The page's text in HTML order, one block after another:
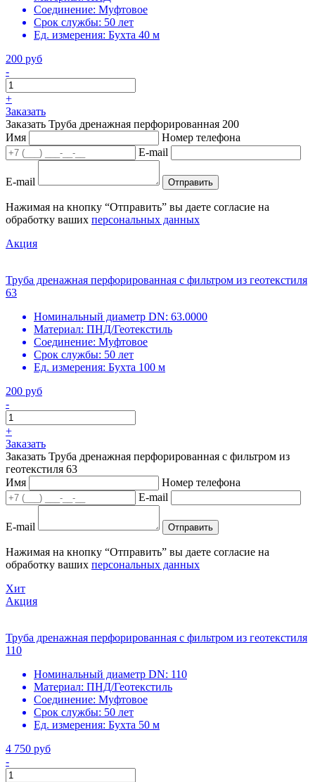
Соединение: Муфтовое
Срок службы: 50 лет
Ед. измерения: Бухта 40 м
200 руб
-
+
Заказать
Заказать Труба дренажная перфорированная 200
Имя
Номер телефона
E-mail
E-mail Отправить
Нажимая на кнопку “Отправить” вы даете согласие на
обработку ваших персональных данных
Акция
Труба дренажная перфорированная с фильтром из геотекстиля
63
Номинальный диаметр DN: 63.0000
Материал: ПНД/Геотекстиль
Соединение: Муфтовое
Срок службы: 50 лет
Ед. измерения: Бухта 100 м
200 руб
-
+
Заказать
Заказать Труба дренажная перфорированная с фильтром из
геотекстиля 63
Имя
Номер телефона
E-mail
E-mail Отправить
Нажимая на кнопку “Отправить” вы даете согласие на
обработку ваших персональных данных
Хит
Акция
Труба дренажная перфорированная с фильтром из геотекстиля
110
Номинальный диаметр DN: 110
Материал: ПНД/Геотекстиль
Соединение: Муфтовое
Срок службы: 50 лет
Ед. измерения: Бухта 50 м
4 750 руб
-